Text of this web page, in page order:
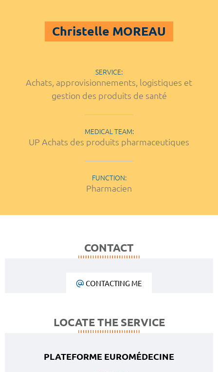
Christelle MOREAU
SERVICE:
Achats, approvisionnements, logistiques et
gestion des produits de santé
MEDICAL TEAM:
UP Achats des produits pharmaceutiques
FUNCTION:
Pharmacien
CONTACT
CONTACTING ME
LOCATE THE SERVICE
PLATEFORME EUROMÉDECINE